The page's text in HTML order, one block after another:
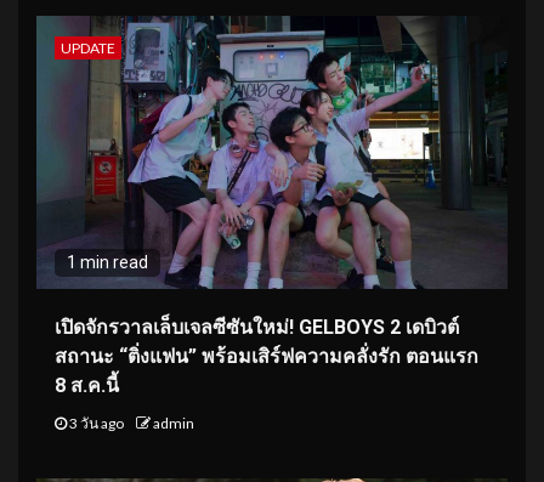
UPDATE
1 min read
เปิดจักรวาลเล็บเจลซีซันใหม่! GELBOYS 2 เดบิวต์
สถานะ “ติ่งแฟน” พร้อมเสิร์ฟความคลั่งรัก ตอนแรก
8 ส.ค.นี้
3 วัน ago admin